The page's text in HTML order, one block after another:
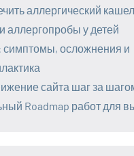
аллергический
аллергопробы у детей
симптомы, осложнения и
сайта шаг за
Roadmap работ для